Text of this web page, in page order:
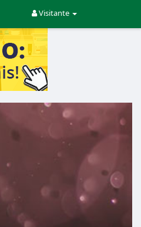
Visitante